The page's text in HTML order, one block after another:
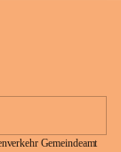
Gemeindeamt